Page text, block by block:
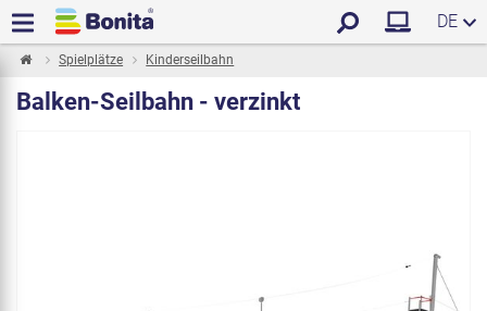
DE
Spielplätze Kinderseilbahn
Balken-Seilbahn - verzinkt